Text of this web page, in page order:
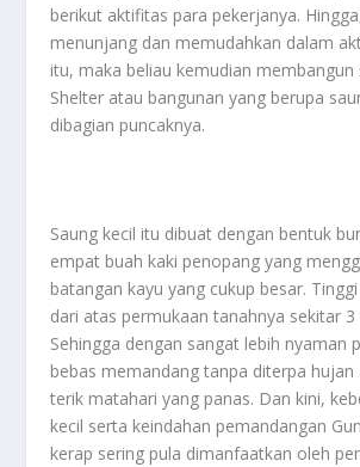
berikut aktifitas para pekerjanya.
menunjang dan memudahkan dalam
itu, maka beliau kemudian membangun
Shelter atau bangunan yang berupa
dibagian puncaknya.
Saung kecil itu dibuat dengan bentuk
empat buah kaki penopang yang
batangan kayu yang cukup besar.
dari atas permukaan tanahnya sekitar
Sehingga dengan sangat lebih nyaman
bebas memandang tanpa diterpa
terik matahari yang panas. Dan kini,
kecil serta keindahan pemandangan
kerap sering pula dimanfaatkan oleh